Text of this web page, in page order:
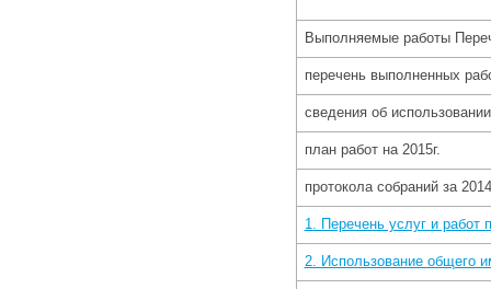
Выполняемые работы
перечень выполненных
сведения об
план работ на 2015г.
протокола собраний за
1. Перечень услуг и работ
2. Использование общего